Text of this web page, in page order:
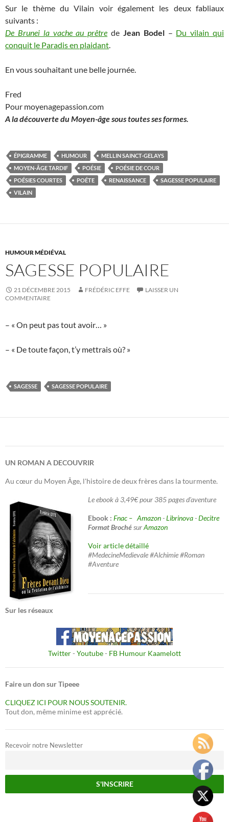
Sur le thème du Vilain voir également les deux fabliaux
suivants :
De Brunei la vache au prêtre de Jean Bodel– Du vilain qui
conquit le Paradis en plaidant.
En vous souhaitant une belle journée.
Fred
Pour moyenagepassion.com
A la découverte du Moyen-âge sous toutes ses formes.
ÉPIGRAMME HUMOUR
MELLIN SAINCT-GELAYS
MOYEN-ÂGE TARDIF
POÉSIE
POÉSIE DE COUR
POÉSIES COURTES
POÉTE RENAISSANCE
SAGESSE POPULAIRE
VILAIN
HUMOUR MÉDIÉVAL
SAGESSE POPULAIRE
21 DÉCEMBRE 2015 FRÉDÉRIC EFFE
LAISSER UN
COMMENTAIRE
– « On peut pas tout avoir… »
– « De toute façon, t’y mettrais où? »
SAGESSE SAGESSE POPULAIRE
UN ROMAN A DECOUVRIR
Au cœur du Moyen Âge, l'histoire de deux frères dans la tourmente.
Le ebook à 3,49€ pour 385 pages d'aventure
Ebook : Fnac – Amazon-Librinova-Decitre
Format BrochésurAmazon
Voir article détaillé
#MedecineMedievale #Alchimie #Roman
#Aventure
Sur les réseaux
Twitter- Youtube- FB Humour Kaamelott
Faire un don sur Tipeee
CLIQUEZ ICI POUR NOUS SOUTENIR.
Tout don, même minime est apprécié.
Recevoir notre Newsletter